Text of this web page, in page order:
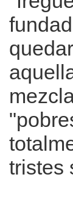
tristes